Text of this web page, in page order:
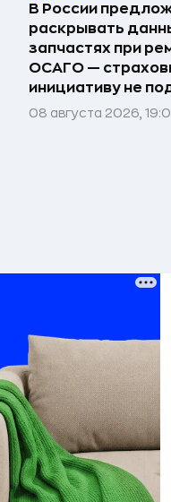
В России
раскрывать
запчастях при
ОСАГО —
инициативу не
08 августа 2026,